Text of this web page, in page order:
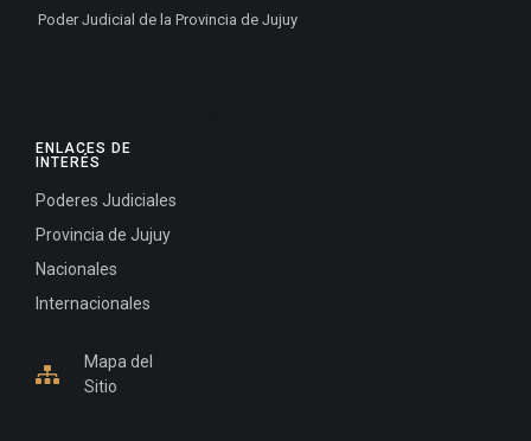
ENLACES DE
INTERÉS
Poderes Judiciales
Provincia de Jujuy
Nacionales
Internacionales
Mapa del
Sitio
Poder Judicial de la Provincia de Jujuy